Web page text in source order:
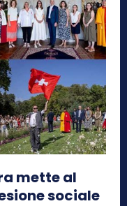
mette al
sociale